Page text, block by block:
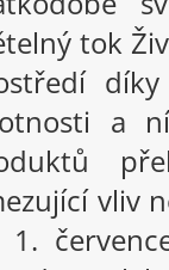
tok
a
vliv
1.